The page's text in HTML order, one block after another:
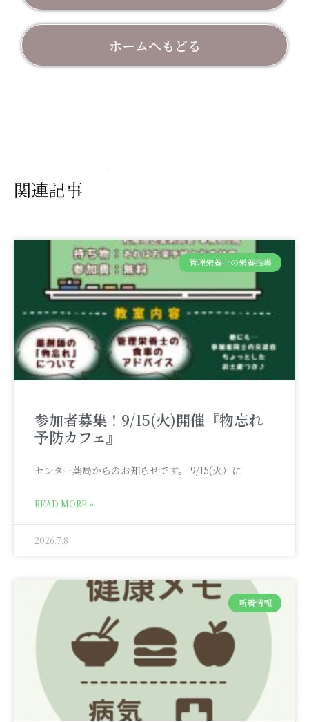
ホームへもどる
関連記事
管理栄養士の栄養指導
参加者募集！9/15(火)開催『物忘れ
予防カフェ』
センター薬局からのお知らせです。 9/15(火）に
READ MORE »
2026.7.8
新着情報